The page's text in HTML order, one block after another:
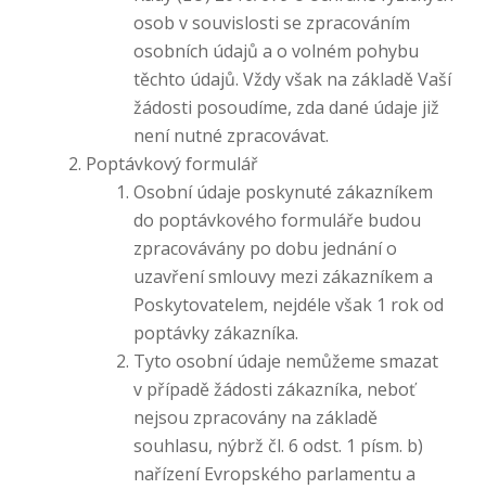
osob v souvislosti se zpracováním
osobních údajů a o volném pohybu
těchto údajů. Vždy však na základě Vaší
žádosti posoudíme, zda dané údaje již
není nutné zpracovávat.
Poptávkový formulář
Osobní údaje poskynuté zákazníkem
do poptávkového formuláře budou
zpracovávány po dobu jednání o
uzavření smlouvy mezi zákazníkem a
Poskytovatelem, nejdéle však 1 rok od
poptávky zákazníka.
Tyto osobní údaje nemůžeme smazat
v případě žádosti zákazníka, neboť
nejsou zpracovány na základě
souhlasu, nýbrž čl. 6 odst. 1 písm. b)
nařízení Evropského parlamentu a